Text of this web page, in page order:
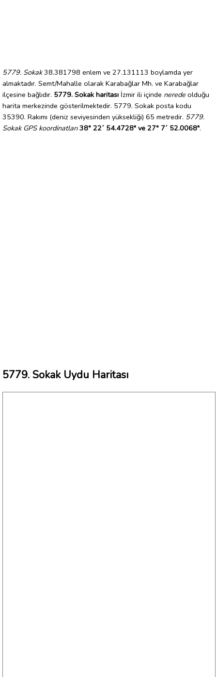
5779. Sokak38.381798 enlem ve 27.131113 boylamda yer
almaktadır. Semt/Mahalle olarak Karabağlar Mh. ve Karabağlar
ilçesine bağlıdır. 5779. Sokak haritası İzmir ili içinde nerede olduğu
harita merkezinde gösterilmektedir. 5779. Sokak posta kodu
35390. Rakımı (deniz seviyesinden yüksekliği) 65 metredir. 5779.
Sokak GPS koordinatları 38° 22´ 54.4728" ve 27° 7´ 52.0068".
5779. Sokak Uydu Haritası